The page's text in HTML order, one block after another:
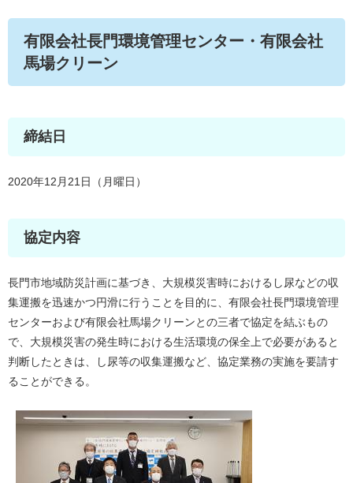
有限会社長門環境管理センター・有限会社
馬場クリーン
締結日
2020年12月21日（月曜日）
協定内容
長門市地域防災計画に基づき、大規模災害時におけるし尿などの収
集運搬を迅速かつ円滑に行うことを目的に、有限会社長門環境管理
センターおよび有限会社馬場クリーンとの三者で協定を結ぶもの
で、大規模災害の発生時における生活環境の保全上で必要があると
判断したときは、し尿等の収集運搬など、協定業務の実施を要請す
ることができる。